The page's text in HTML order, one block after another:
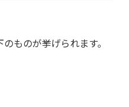
ものが挙げられます。